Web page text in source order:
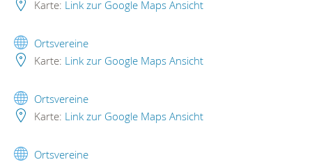
Karte: Link zur Google Maps Ansicht
Ortsvereine
Karte: Link zur Google Maps Ansicht
Ortsvereine
Karte: Link zur Google Maps Ansicht
Ortsvereine